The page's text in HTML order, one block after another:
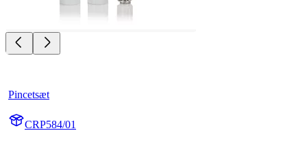
Pincetsæt
CRP584/01